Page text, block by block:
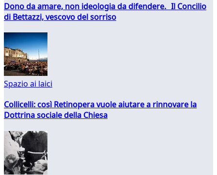
Dono da amare, non ideologia da difendere. Il Concilio
di Bettazzi, vescovo del sorriso
Spazio ai laici
Collicelli: così Retinopera vuole aiutare a rinnovare la
Dottrina sociale della Chiesa